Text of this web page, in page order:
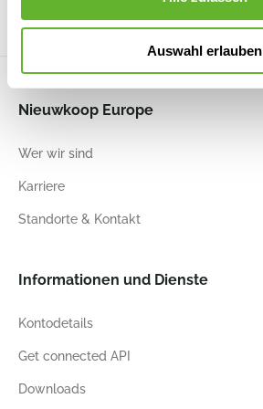
Auswahl erlauben
Nieuwkoop Europe
Wer wir sind
Karriere
Standorte & Kontakt
Informationen und Dienste
Kontodetails
Get connected API
Downloads